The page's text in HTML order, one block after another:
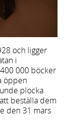
och ligger
i
000 böcker
öppen
plocka
beställa dem
den 31 mars